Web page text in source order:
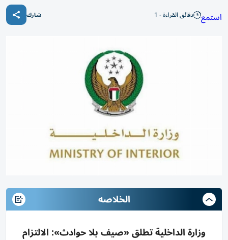
استمع دقائق القراءة - 1 شارك
الخلاصه
وزارة الداخلية تطلق «صيف بلا حوادث»: الالتزام